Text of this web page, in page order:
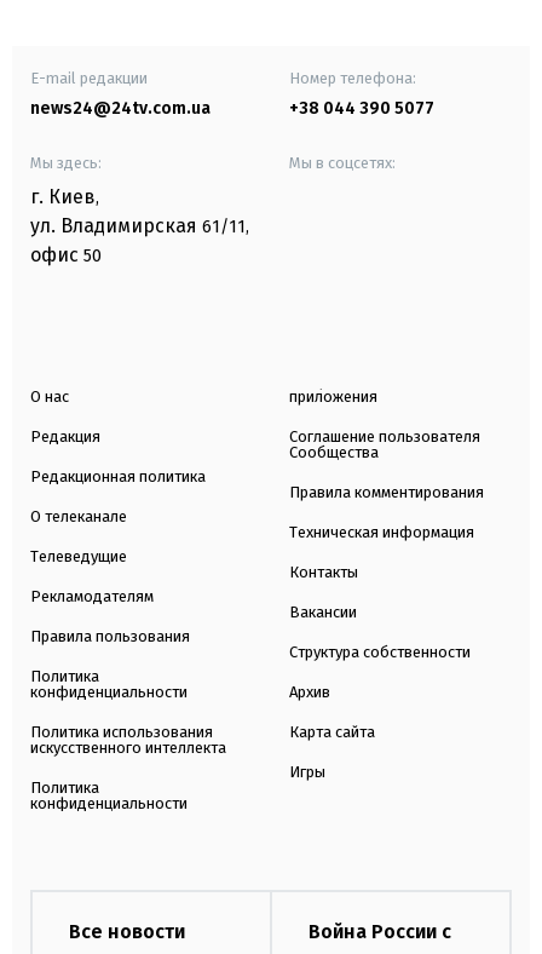
E-mail редакции
news24@24tv.com.ua
Номер телефона:
+38 044 390 5077
Мы здесь:
г. Киев,
ул. Владимирская 61/11,
офис 50
Мы в соцсетях:
О нас
Редакция
Редакционная политика
О телеканале
Телеведущие
Рекламодателям
Правила пользования
Политика
конфиденциальности
Политика использования
искусственного интеллекта
Политика
конфиденциальности
приложения
Соглашение пользователя
Сообщества
Правила комментирования
Техническая информация
Контакты
Вакансии
Структура собственности
Архив
Карта сайта
Игры
Все новости
Война России с